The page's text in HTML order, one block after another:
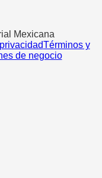
Mexicana
Términos y
de negocio